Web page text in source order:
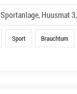
Sportanlage, Huusmat
Sport Brauchtum